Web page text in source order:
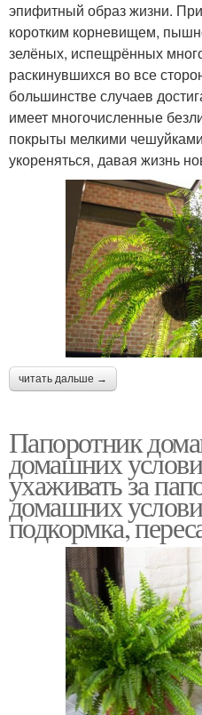
эпифитный образ жизни.
коротким корневищем,
зелёных, испещрённых
раскинувшихся во все
большинстве случаев
имеет многочисленные
покрыты мелкими
укореняться, давая жизнь
читать дальше →
Папоротник
домашних
ухаживать за
домашних
подкормка,